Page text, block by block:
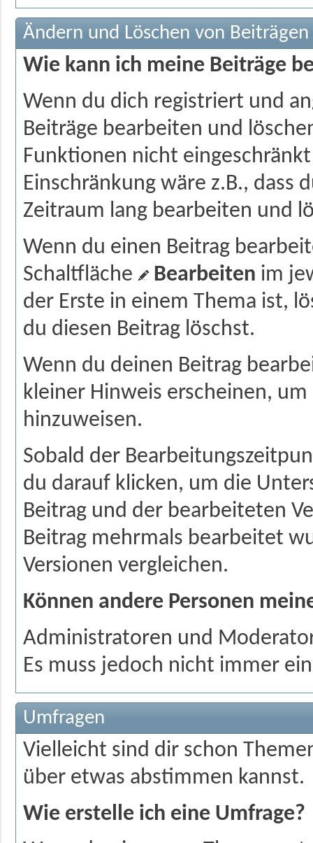
Ändern und Löschen von Beiträgen
Wie kann ich meine Beiträge
Wenn du dich registriert und
Beiträge bearbeiten und
Funktionen nicht
Einschränkung wäre z.B., dass
Zeitraum lang bearbeiten und
Wenn du einen Beitrag
Schaltfläche
Bearbeiten im
der Erste in einem Thema ist,
du diesen Beitrag löschst.
Wenn du deinen Beitrag
kleiner Hinweis erscheinen,
hinzuweisen.
Sobald der
du darauf klicken, um die
Beitrag und der bearbeiteten
Beitrag mehrmals bearbeitet
Versionen vergleichen.
Können andere Personen
Administratoren und
Es muss jedoch nicht immer
Umfragen
Vielleicht sind dir schon
über etwas abstimmen kannst.
Wie erstelle ich eine Umfrage?